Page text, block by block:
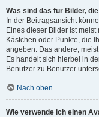
Was sind das für Bilder,
In der Beitragsansicht
Eines dieser Bilder ist
Kästchen oder Punkte, die
angeben. Das andere,
Es handelt sich hierbei in
Benutzer zu Benutzer
Nach oben
Wie verwende ich einen